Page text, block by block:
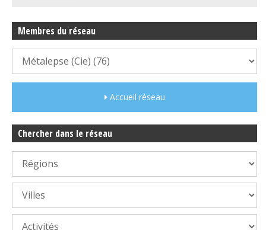
Membres du réseau
Accueil réseau
Chercher dans le réseau